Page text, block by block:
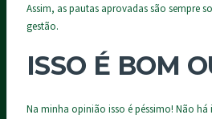
Assim, as pautas aprovadas são sempre
gestão.
ISSO É BOM
Na minha opinião isso é péssimo! Não há